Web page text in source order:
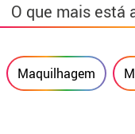
O que mais está
Maquilhagem